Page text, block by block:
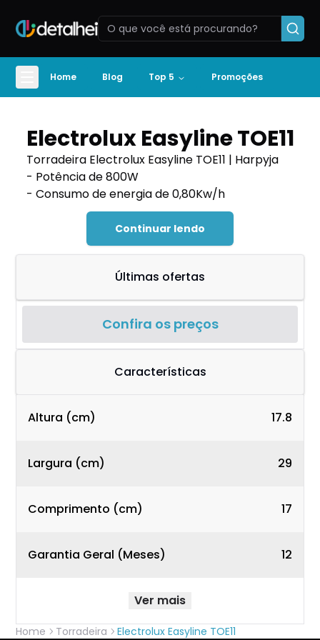
Home Blog Top 5 Promoções
Electrolux Easyline TOE11
Torradeira Electrolux Easyline TOE11 | Harpyja
- Potência de 800W
- Consumo de energia de 0,80Kw/h
Continuar lendo
Últimas ofertas
Confira os preços
Características
Altura (cm) 17.8
Largura (cm) 29
Comprimento (cm) 17
Garantia Geral (Meses) 12
Ver mais
Home Torradeira Electrolux Easyline TOE11